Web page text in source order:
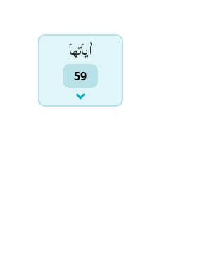
اٰياتها
59